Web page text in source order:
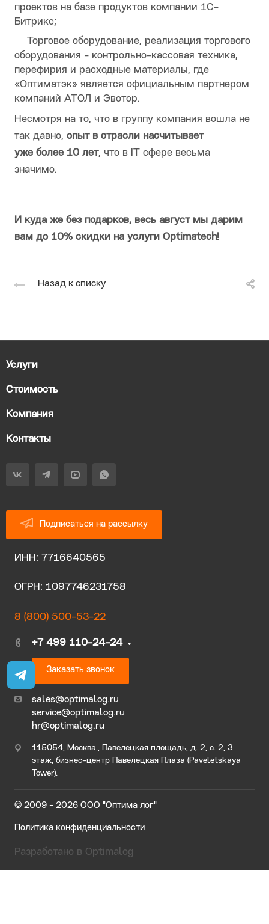
проектов на базе продуктов компании 1С-
Битрикс;
Торговое оборудование, реализация торгового
оборудования - контрольно-кассовая техника,
перефирия и расходные материалы, где
«Оптиматэк» является официальным партнером
компаний АТОЛ и Эвотор.
Несмотря на то, что в группу компания вошла не
так давно, опыт в отрасли насчитывает
уже более 10 лет, что в IT сфере весьма
значимо.
И куда же без подарков, весь август мы дарим
вам до 10% скидки на услуги Optimatech!
Назад к списку
Услуги
Стоимость
Компания
Контакты
Подписаться на рассылку
ИНН: 7716640565
ОГРН: 1097746231758
8 (800) 500-53-22
+7 499 110-24-24
Заказать звонок
sales@optimalog.ru
service@optimalog.ru
hr@optimalog.ru
115054, Москва., Павелецкая площадь, д. 2, с. 2, 3
этаж, бизнес-центр Павелецкая Плаза (Paveletskaya
Tower).
© 2009 - 2026 ООО "Оптима лог"
Политика конфиденциальности
Разработано в Optimalog